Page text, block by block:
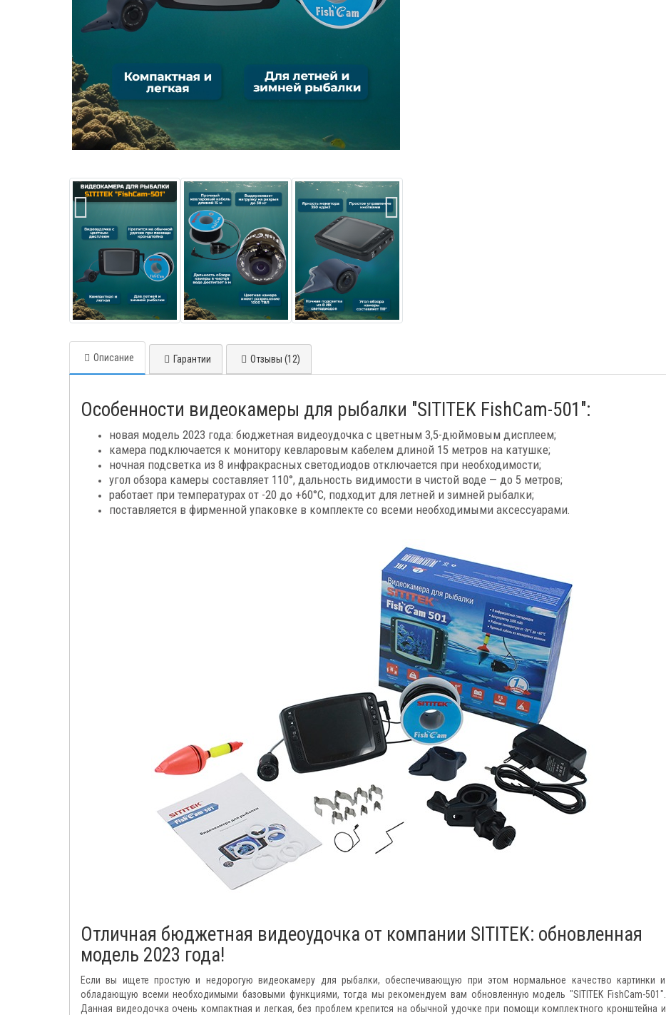
Описание Гарантии Отзывы (12)
Особенности видеокамеры для рыбалки "SITITEK FishCam-501":
новая модель 2023 года: бюджетная видеоудочка с цветным 3,5-дюймовым дисплеем;
камера подключается к монитору кевларовым кабелем длиной 15 метров на катушке;
ночная подсветка из 8 инфракрасных светодиодов отключается при необходимости;
угол обзора камеры составляет 110°, дальность видимости в чистой воде — до 5 метров;
работает при температурах от -20 до +60°C, подходит для летней и зимней рыбалки;
поставляется в фирменной упаковке в комплекте со всеми необходимыми аксессуарами.
Отличная бюджетная видеоудочка от компании SITITEK: обновленная
модель 2023 года!
Если вы ищете простую и недорогую видеокамеру для рыбалки, обеспечивающую при этом нормальное качество картинки и
обладающую всеми необходимыми базовыми функциями, тогда мы рекомендуем вам обновленную модель "SITITEK FishCam-501".
Данная видеодочка очень компактная и легкая, без проблем крепится на обычной удочке при помощи комплектного кронштейна и